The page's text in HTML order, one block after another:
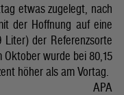
etwas zugelegt, nach
der Hoffnung auf eine
Liter) der Referenzsorte
wurde bei 80,15
höher als am Vortag.
APA